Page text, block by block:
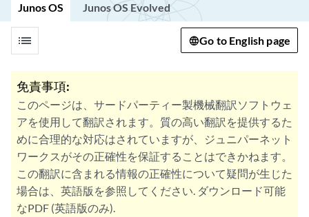
Junos OS Junos OS Evolved
list Go to English page
免責事項:
このページは、サードパーティー製機械翻訳ソフトウェ
アを使用して翻訳されます。質の高い翻訳を提供するた
めに合理的な対応はされていますが、ジュニパーネット
ワークスがその正確性を保証することはできかねます。
この翻訳に含まれる情報の正確性について疑問が生じた
場合は、英語版を参照してください. ダウンロード可能
なPDF (英語版のみ).